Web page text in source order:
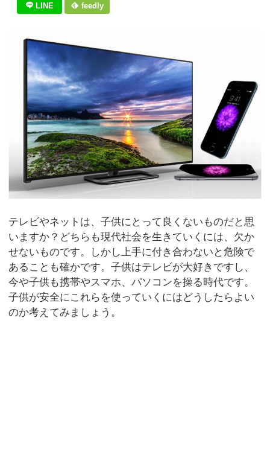
LINE feedly
テレビやネットは、子供にとって良くないものだと思
いますか？どちらも現代社会を生きていくには、欠か
せないものです。しかし上手に付き合わないと危険で
あることも確かです。子供はテレビが大好きですし、
今や子供も携帯やスマホ、パソコンを操る時代です。
子供が安全にこれらを使っていくにはどうしたらよい
のか考えてみましょう。